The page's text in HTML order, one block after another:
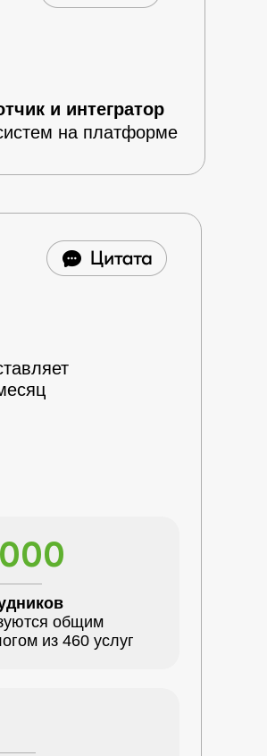
и интегратор
на платформе
общим
из 460 услуг